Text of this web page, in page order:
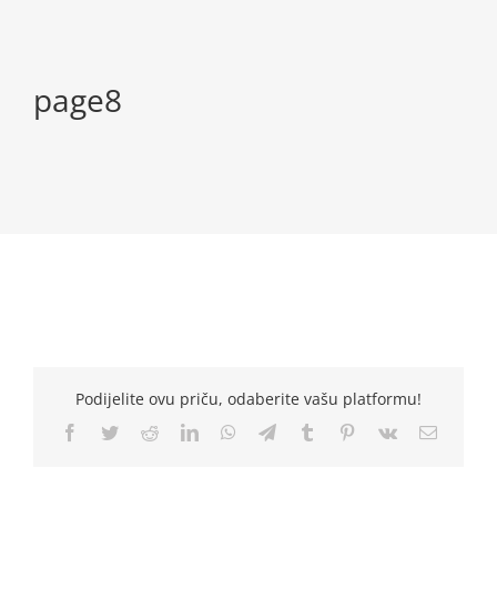
page8
Podijelite ovu priču, odaberite vašu platformu!
Facebook
TwitterRedditLinkedInWhatsApp
TelegramTumblr Pinterest
Vk Email